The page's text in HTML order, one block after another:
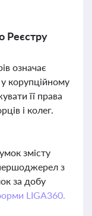
Реєстру
означає
корупційному
її права
і колег.
змісту
з
за добу
LIGA360.